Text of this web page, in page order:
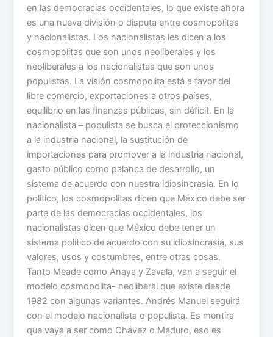
en las democracias occidentales, lo que existe ahora
es una nueva división o disputa entre cosmopolitas
y nacionalistas. Los nacionalistas les dicen a los
cosmopolitas que son unos neoliberales y los
neoliberales a los nacionalistas que son unos
populistas. La visión cosmopolita está a favor del
libre comercio, exportaciones a otros países,
equilibrio en las finanzas públicas, sin déficit. En la
nacionalista – populista se busca el proteccionismo
a la industria nacional, la sustitución de
importaciones para promover a la industria nacional,
gasto público como palanca de desarrollo, un
sistema de acuerdo con nuestra idiosincrasia. En lo
político, los cosmopolitas dicen que México debe ser
parte de las democracias occidentales, los
nacionalistas dicen que México debe tener un
sistema político de acuerdo con su idiosincrasia, sus
valores, usos y costumbres, entre otras cosas.
Tanto Meade como Anaya y Zavala, van a seguir el
modelo cosmopolita- neoliberal que existe desde
1982 con algunas variantes. Andrés Manuel seguirá
con el modelo nacionalista o populista. Es mentira
que vaya a ser como Chávez o Maduro, eso es